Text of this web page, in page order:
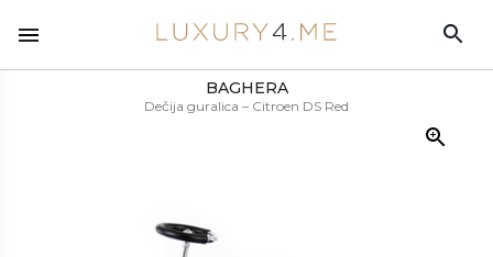
BAGHERA
Dečija guralica – Citroen DS Red